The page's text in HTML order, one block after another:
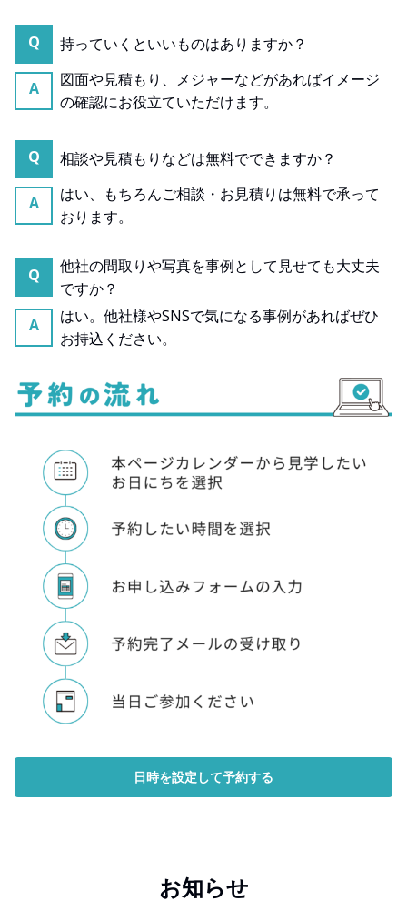
Q 持っていくといいものはありますか？
A
図面や見積もり、メジャーなどがあればイメージ
の確認にお役立ていただけます。
Q 相談や見積もりなどは無料でできますか？
A
はい、もちろんご相談・お見積りは無料で承って
おります。
Q
他社の間取りや写真を事例として見せても大丈夫
ですか？
A
はい。他社様やSNSで気になる事例があればぜひ
お持込ください。
日時を設定して予約する
お知らせ